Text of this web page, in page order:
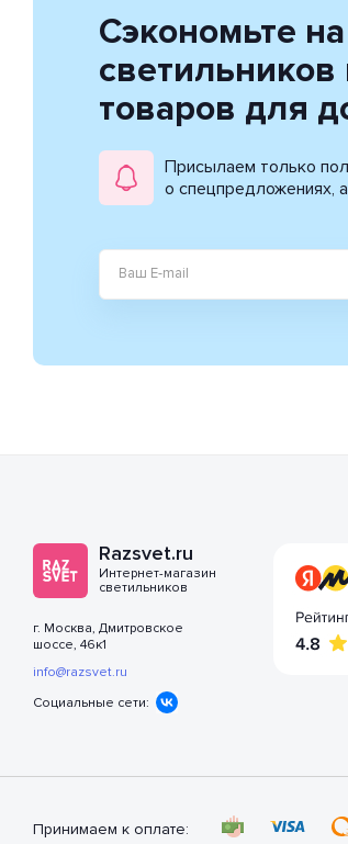
Сэкономьте
светильников
товаров для
Присылаем только
о спецпредложениях,
Razsvet.ru
Интернет-магазин
светильников
г. Москва, Дмитровское
шоссе, 46к1
info@razsvet.ru
Социальные сети:
Принимаем к оплате: